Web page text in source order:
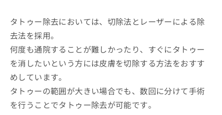
タトゥー除去においては、切除法とレーザーによる除
去法を採用。
何度も通院することが難しかったり、すぐにタトゥー
を消したいという方には皮膚を切除する方法をおすす
めしています。
タトゥーの範囲が大きい場合でも、数回に分けて手術
を行うことでタトゥー除去が可能です。